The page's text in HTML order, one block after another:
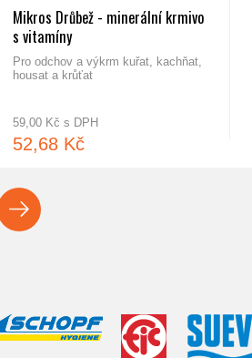
Mikros Drůbež - minerální krmivo
s vitamíny
Pro odchov a výkrm kuřat, kachňat,
housat a krůťat
59,00 Kč s DPH
52,68 Kč